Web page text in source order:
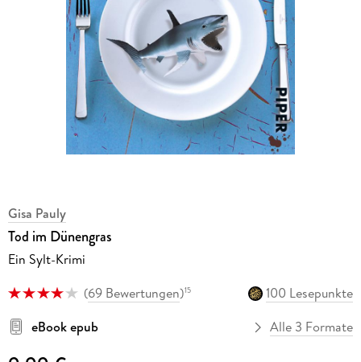
Gisa Pauly
Tod im Dünengras
Ein Sylt-Krimi
(69 Bewertungen)15
100 Lesepunkte
eBook epub
Alle 3 Formate